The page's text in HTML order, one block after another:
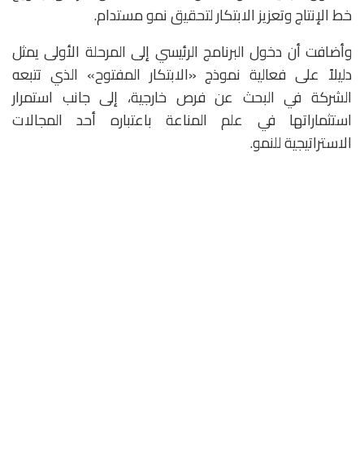
خط الإنتاج وتعزيز الابتكار لتحقيق نمو مستدام.
وأضافت أن دخول البرنامج الرئيسي إلى المرحلة الأولى يمثل
دليلاً على فعالية نموذج «الابتكار المفتوح» الذي تتبعه
الشركة في البحث عن فرص خارجية، إلى جانب استمرار
استثماراتها في علم المناعة باعتباره أحد المجالات
الاستراتيجية للنمو.